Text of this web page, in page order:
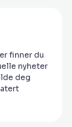
finner du
nyheter
deg